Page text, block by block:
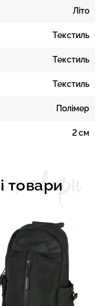
Літо
Текстиль
Текстиль
Текстиль
Полімер
2 см
товари